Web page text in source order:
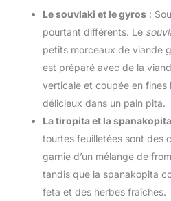
Le souvlaki et le gyros :
pourtant différents. Le
petits morceaux de viande
est préparé avec de la
verticale et coupée en fines
délicieux dans un pain pita.
La tiropita et la spanakopita
tourtes feuilletées sont des
garnie d’un mélange de
tandis que la spanakopita
feta et des herbes fraîches.